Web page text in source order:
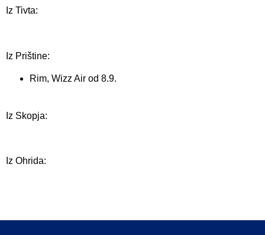
Iz Tivta:
Iz Prištine:
Rim, Wizz Air od 8.9.
Iz Skopja:
Iz Ohrida: